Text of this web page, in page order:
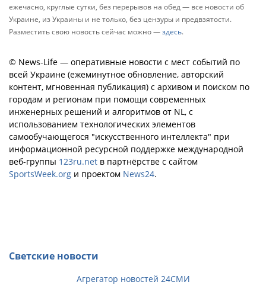
ежечасно, круглые сутки, без перерывов на обед — все новости об
Украине, из Украины и не только, без цензуры и предвзятости.
Разместить свою новость сейчас можно —здесь.
© News-Life — оперативные новости с мест событий по
всей Украине (ежеминутное обновление, авторский
контент, мгновенная публикация) с архивом и поиском по
городам и регионам при помощи современных
инженерных решений и алгоритмов от NL, с
использованием технологических элементов
самообучающегося "искусственного интеллекта" при
информационной ресурсной поддержке международной
веб-группы 123ru.net в партнёрстве с сайтом
SportsWeek.org и проектом News24.
Светские новости
Агрегатор новостей 24СМИ